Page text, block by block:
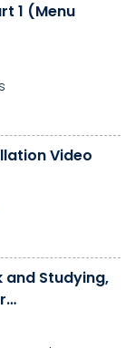
1 (Menu
Video
and Studying,